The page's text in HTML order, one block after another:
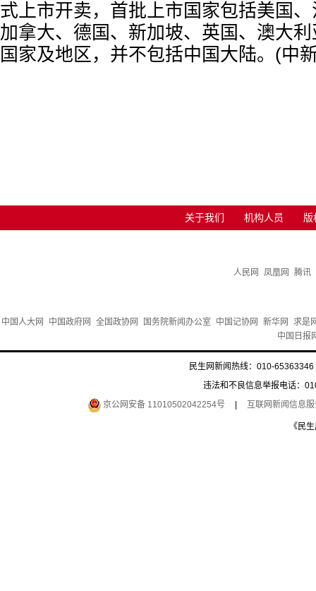
式上市开卖，首批上市国家包括美国
加拿大、德国、新加坡、英国、澳大
国家及地区，并不包括中国大陆。(中
关于我们 机构人员 版
人民网 凤凰网 腾讯
中国人大网 中国政府网 全国政协网 国务院新闻办公室 中国记协网 新华网
求是
中国日报
民生网新闻热线：010-
违法和不良信息举报电话：
京公网安备 11010502042254号
互联网新闻信息
《民